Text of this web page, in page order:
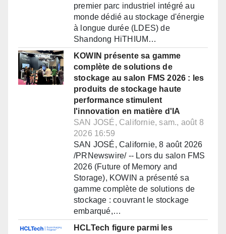
premier parc industriel intégré au
monde dédié au stockage d'énergie
à longue durée (LDES) de
Shandong HiTHIUM…
KOWIN présente sa gamme
complète de solutions de
stockage au salon FMS 2026 : les
produits de stockage haute
performance stimulent
l'innovation en matière d'IA
SAN JOSÉ, Californie, sam., août 8
2026 16:59
SAN JOSÉ, Californie, 8 août 2026
/PRNewswire/ -- Lors du salon FMS
2026 (Future of Memory and
Storage), KOWIN a présenté sa
gamme complète de solutions de
stockage : couvrant le stockage
embarqué,…
HCLTech figure parmi les